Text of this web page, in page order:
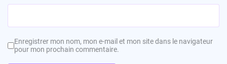
Enregistrer mon nom, mon e-mail et mon site dans le navigateur
pour mon prochain commentaire.